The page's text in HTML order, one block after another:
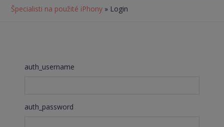
Špecialisti na použité iPhony » Login
auth_username
auth_password